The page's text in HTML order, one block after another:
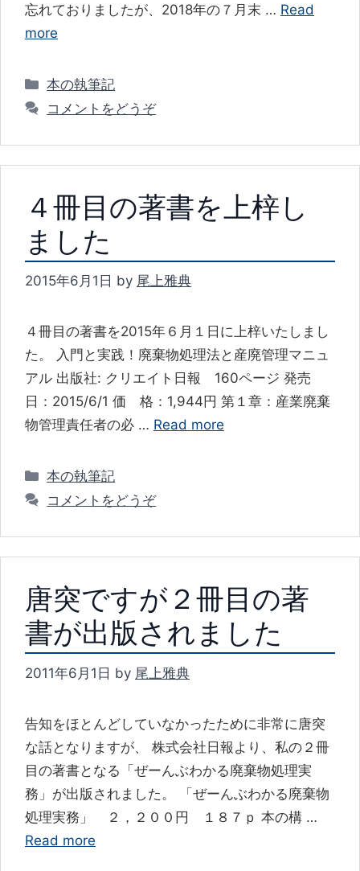
忘れておりましたが、2018年の７月末 … Read
more
カ
リ
ー
本の執筆記
コメントをどうぞ
４冊目の著書を上梓し
ました
2015年6月1日 by 尾上雅典
４冊目の著書を2015年６月１日に上梓いたしまし
た。 入門と実践！廃棄物処理法と産廃管理マニュ
アル 出版社: クリエイト日報 160ページ 発売
日：2015/6/1 価 格：1,944円 第１章：産業廃棄
物管理責任者の必 … Read more
カ
テ
リ
ー
本の執筆記
コメントをどうぞ
唐突ですが２冊目の著
書が出版されました
2011年6月1日 by 尾上雅典
告知をほとんどしていなかったために非常に唐突
な話となりますが、 株式会社日報より、私の２冊
目の著書となる「ぜーんぶわかる廃棄物処理実
務」が出版されました。 「ぜーんぶわかる廃棄物
処理実務」 ２，２００円 １８７ｐ 本の構 …
Read more